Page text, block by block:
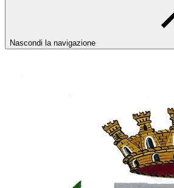
Nascondi la navigazione